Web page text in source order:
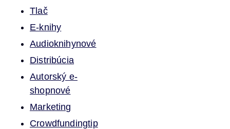
Tlač
E-knihy
Audioknihynové
Distribúcia
Autorský e-
shopnové
Marketing
Crowdfundingtip